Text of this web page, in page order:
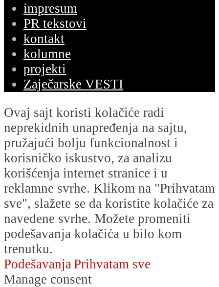
impresum
PR tekstovi
kontakt
kolumne
projekti
Zaječarske VESTI
Ovaj sajt koristi kolačiće radi
neprekidnih unapređenja na sajtu,
pružajući bolju funkcionalnost i
korisničko iskustvo, za analizu
korišćenja internet stranice i u
reklamne svrhe. Klikom na "Prihvatam
sve", slažete se da koristite kolačiće za
navedene svrhe. Možete promeniti
podešavanja kolačića u bilo kom
trenutku.
Podešavanja Prihvatam sve
Manage consent